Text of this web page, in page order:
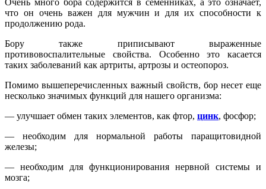
что он очень важен для мужчин и для их способности к
продолжению рода.
Бору также приписывают выраженные
противовоспалительные свойства. Особенно это касается
таких заболеваний как артриты, артрозы и остеопороз.
Помимо вышеперечисленных важный свойств, бор несет еще
несколько значимых функций для нашего организма:
— улучшает обмен таких элементов, как фтор, цинк, фосфор;
— необходим для нормальной работы паращитовидной
железы;
— необходим для функционирования нервной системы и
мозга;